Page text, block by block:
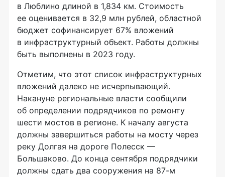
в Люблино длиной в 1,834 км. Стоимость
ее оценивается в 32,9 млн рублей, областной
бюджет софинансирует 67% вложений
в инфраструктурный объект. Работы должны
быть выполнены в 2023 году.
Отметим, что этот список инфраструктурных
вложений далеко не исчерпывающий.
Накануне региональные власти сообщили
об определении подрядчиков по ремонту
шести мостов в регионе. К началу августа
должны завершиться работы на мосту через
реку Долгая на дороге Полесск —
Большаково. До конца сентября подрядчики
должны сдать два сооружения на 87-м